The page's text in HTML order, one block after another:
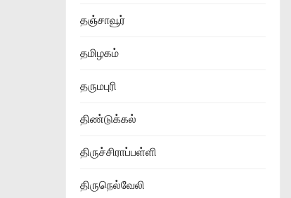
தஞ்சாவூர்
தமிழகம்
தருமபுரி
திண்டுக்கல்
திருச்சிராப்பள்ளி
திருநெல்வேலி